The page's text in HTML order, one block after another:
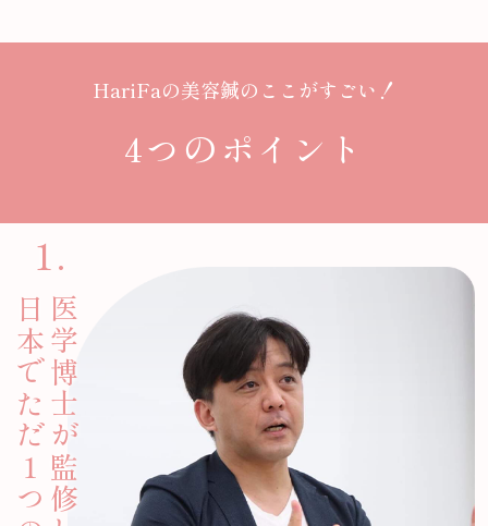
HariFaの美容鍼のここがすごい！
4つ の ポイント
医学博士が監修した
日本でただ１つの技術